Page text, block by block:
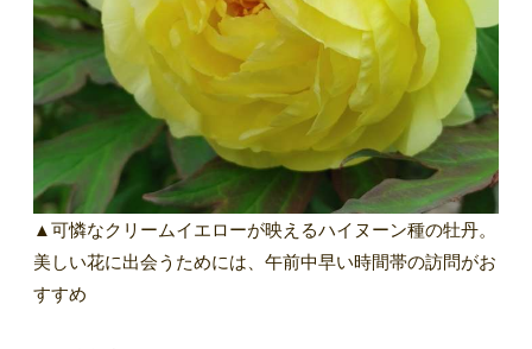
▲可憐なクリームイエローが映えるハイヌーン種の牡丹。
美しい花に出会うためには、午前中早い時間帯の訪問がお
すすめ